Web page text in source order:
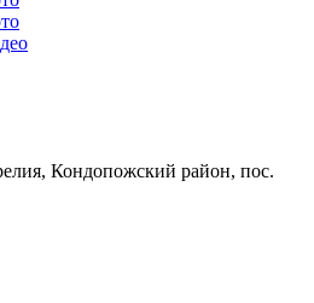
Кондопожский район, пос.